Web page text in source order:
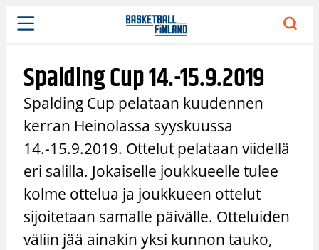
Siirry
sisältöön
Spalding Cup 14.-15.9.2019
Spalding Cup pelataan kuudennen
kerran Heinolassa syyskuussa
14.-15.9.2019. Ottelut pelataan viidellä
eri salilla. Jokaiselle joukkueelle tulee
kolme ottelua ja joukkueen ottelut
sijoitetaan samalle päivälle. Otteluiden
väliin jää ainakin yksi kunnon tauko,